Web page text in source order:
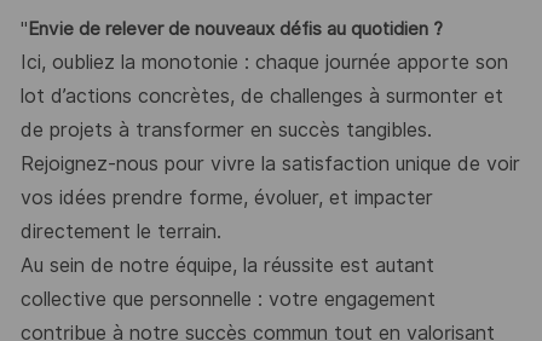
" Envie de relever de nouveaux défis au quotidien ?
Ici, oubliez la monotonie : chaque journée apporte son
lot d’actions concrètes, de challenges à surmonter et
de projets à transformer en succès tangibles.
Rejoignez-nous pour vivre la satisfaction unique de voir
vos idées prendre forme, évoluer, et impacter
directement le terrain.
Au sein de notre équipe, la réussite est autant
collective que personnelle : votre engagement
contribue à notre succès commun tout en valorisant